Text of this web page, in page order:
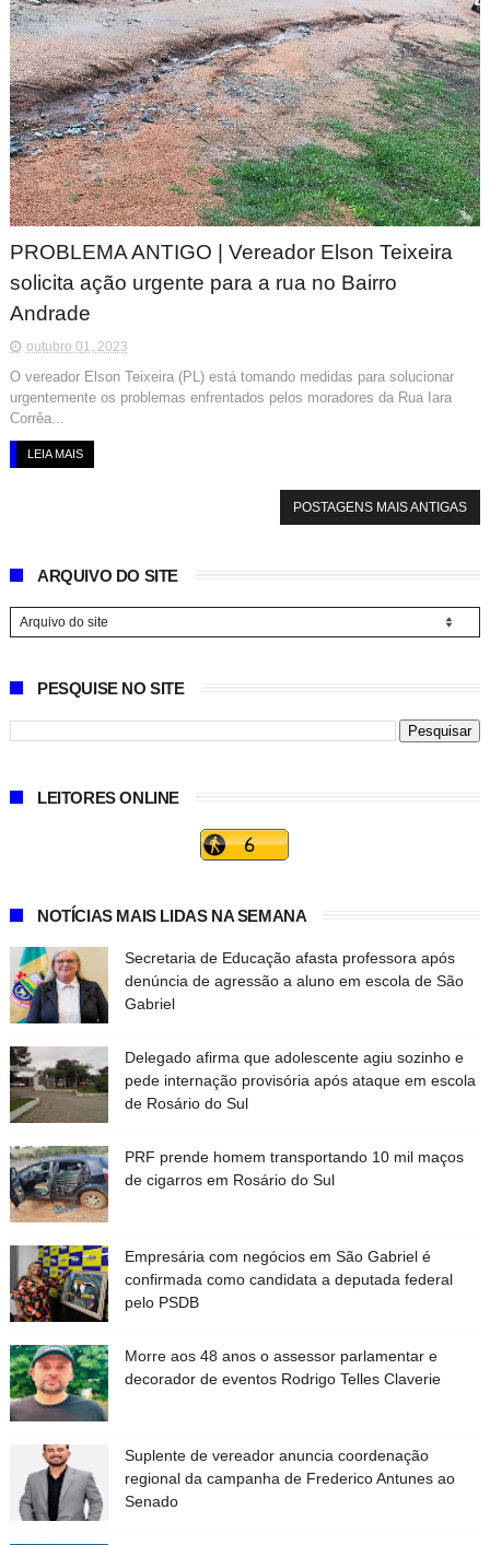
PROBLEMA ANTIGO | Vereador Elson Teixeira
solicita ação urgente para a rua no Bairro
Andrade
outubro 01, 2023
O vereador Elson Teixeira (PL) está tomando medidas para solucionar
urgentemente os problemas enfrentados pelos moradores da Rua Iara
Corrêa...
LEIA MAIS
POSTAGENS MAIS ANTIGAS
ARQUIVO DO SITE
PESQUISE NO SITE
LEITORES ONLINE
NOTÍCIAS MAIS LIDAS NA SEMANA
Secretaria de Educação afasta professora após
denúncia de agressão a aluno em escola de São
Gabriel
Delegado afirma que adolescente agiu sozinho e
pede internação provisória após ataque em escola
de Rosário do Sul
PRF prende homem transportando 10 mil maços
de cigarros em Rosário do Sul
Empresária com negócios em São Gabriel é
confirmada como candidata a deputada federal
pelo PSDB
Morre aos 48 anos o assessor parlamentar e
decorador de eventos Rodrigo Telles Claverie
Suplente de vereador anuncia coordenação
regional da campanha de Frederico Antunes ao
Senado